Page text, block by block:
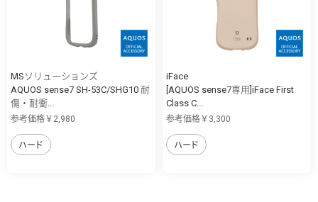
MSソリューションズ
AQUOS sense7 SH-53C/SHG10 耐
傷・耐衝...
参考価格￥2,980
ハード
iFace
[AQUOS sense7専用]iFace First
Class C...
参考価格￥3,300
ハード